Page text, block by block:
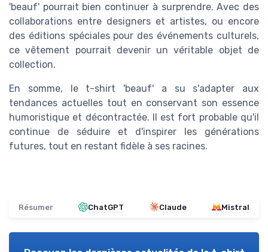
'beauf' pourrait bien continuer à surprendre. Avec des
collaborations entre designers et artistes, ou encore
des éditions spéciales pour des événements culturels,
ce vêtement pourrait devenir un véritable objet de
collection.
En somme, le t-shirt 'beauf' a su s'adapter aux
tendances actuelles tout en conservant son essence
humoristique et décontractée. Il est fort probable qu'il
continue de séduire et d'inspirer les générations
futures, tout en restant fidèle à ses racines.
Résumer ChatGPT Claude Mistral